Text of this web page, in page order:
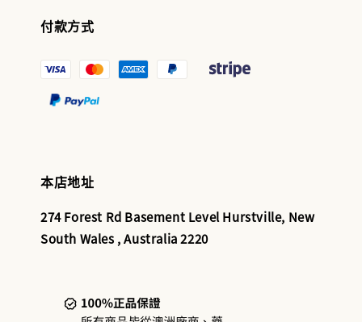
付款方式
本店地址
274 Forest Rd Basement Level Hurstville, New
South Wales , Australia 2220